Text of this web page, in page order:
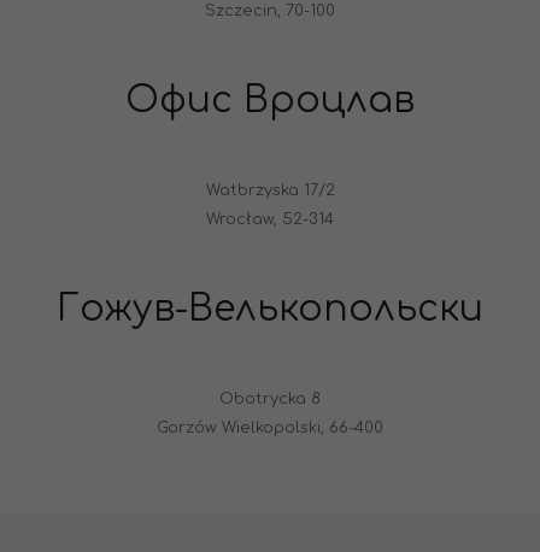
Szczecin, 70-100
Офис Вроцлав
Watbrzyska 17/2
Wrocław, 52-314
Гожув-Велькопольски
Obotrycka 8
Gorzów Wielkopolski, 66-400